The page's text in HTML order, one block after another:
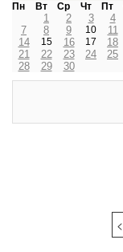
Пн Вт Ср Чт Пт
1 2 3 4
7
8 9 10 11
14
15 16 17 18
21 22 23 24 25
28
29 30